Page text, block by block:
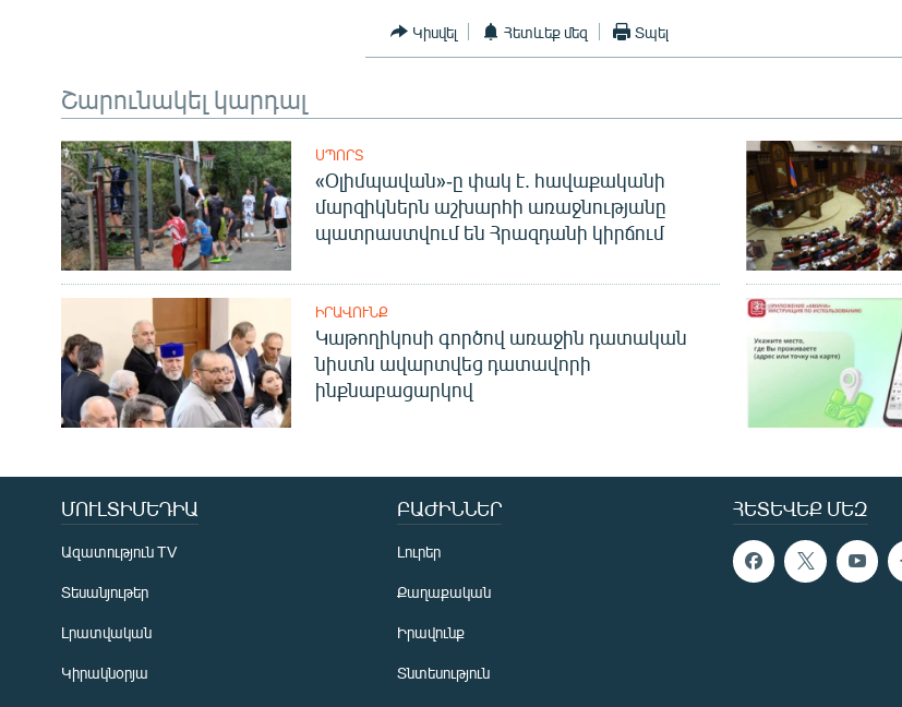
Կիսվել Հետևեք մեզ Տպել
Շարունակել կարդալ
ՍՊՈՐՏ
«Օլիմպավան»-ը փակ է. հավաքականի
մարզիկներն աշխարհի առաջնությանը
պատրաստվում են Հրազդանի կիրճում
ԻՐԱՎՈՒՆՔ
Կաթողիկոսի գործով առաջին դատական
նիստն ավարտվեց դատավորի
ինքնաբացարկով
ՀԵՏԵՎԵՔ ՄԵԶ
ՄՈՒԼՏԻՄԵԴԻԱ
Ազատություն TV
Տեսանյութեր
Լրատվական
Կիրակնօրյա
ԲԱԺԻՆՆԵՐ
Լուրեր
Քաղաքական
Իրավունք
Տնտեսություն